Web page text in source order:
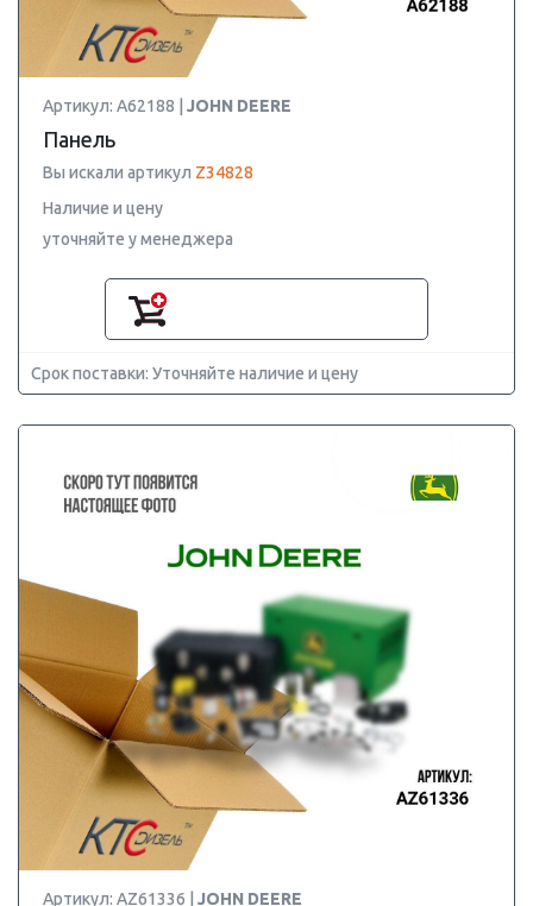
Артикул: A62188 | JOHN DEERE
Панель
Вы искали артикул Z34828
Наличие и цену
уточняйте у менеджера
Срок поставки: Уточняйте наличие и цену
Артикул: AZ61336 | JOHN DEERE